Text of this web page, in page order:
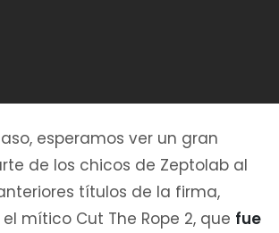
esperamos ver un gran
de los chicos de Zeptolab al
títulos de la firma,
mítico Cut The Rope 2, que fue